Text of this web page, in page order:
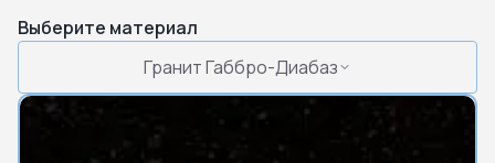
Выберите материал
Гранит Габбро-Диабаз